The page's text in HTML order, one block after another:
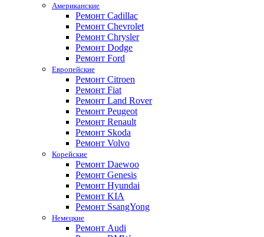
Американские
Ремонт Cadillac
Ремонт Chevrolet
Ремонт Chrysler
Ремонт Dodge
Ремонт Ford
Европейские
Ремонт Citroen
Ремонт Fiat
Ремонт Land Rover
Ремонт Peugeot
Ремонт Renault
Ремонт Skoda
Ремонт Volvo
Корейские
Ремонт Daewoo
Ремонт Genesis
Ремонт Hyundai
Ремонт KIA
Ремонт SsangYong
Немецкие
Ремонт Audi